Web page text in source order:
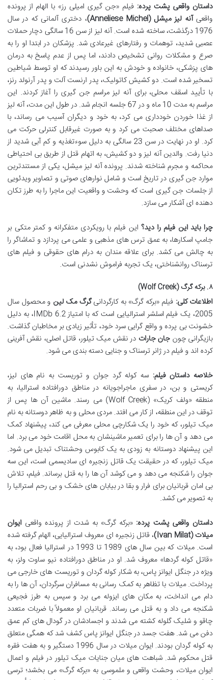
داستان واقعی پشت پرده: فیلم «جن گیری امیلی رز» با الهام از پرونده
واقعیآنه لیز میشل (Anneliese Michel)
، دختری آلمانی که در سال
1976 درگذشت، ساخته شده است. آنه لیز از سن 16 سالگی دچار حملات
عصبی شدید، توهمات و رفتارهای غیرعادی شد. پزشکان در ابتدا او را به
صرع و مشکلات روانی تشخیص دادند، اما پس از عدم پاسخ به درمان
های پزشکی، خانواده و خودش به این باور رسیدند که او توسط شیاطین
تسخیر شده است. دو کشیش کاتولیک، پدر ارنست آلت و پدر آرنولد رنز،
با تأیید اسقف محلی، برای آنه لیز مراسم جن گیری را آغاز کردند. این
مراسم به مدت 10 ماه و در 67 جلسه انجام شد. در طول این مدت، آنه لیز
از غذا خوردن خودداری می کرد، به خود و دیگران آسیب می رساند، با
صداهای مختلف صحبت می کرد و به صورت غیرقابل کنترلی حرکت می
کرد. او در نهایت در سن 23 سالگی به دلیل سوءتغذیه و کم آبی شدید از
دنیا رفت. والدین آنه لیز و دو کشیش، به اتهام قتل از طریق بی احتیاطی
محاکمه و مجرم شناخته شدند. پرونده آنه لیز میشل، یکی از مستندترین
موارد جن گیری در تاریخ است و شامل نوارهای صوتی و تصاویر ویدئویی
از جلسات جن گیری است که وحشت و واقعیت این ماجرا را به طرز تکان
دهنده ای آشکار می سازد.
چرا باید این فیلم را دید؟ این فیلم با رویکردی متفکرانه و کمتر متکی بر
جامپ اسکارها، به عمق ترس های مذهبی و علمی می پردازد و تماشاگر را
به چالش می کشد. برای علاقه مندان به درام های حقوقی و فیلم های
ترسناک روانشناختی، یک تجربه فراموش نشدنی است.
۸. برکه گرگ (Wolf Creek)
اطلاعات کلی: فیلم «برکه گرگ» به کارگردانیگرگ مک لین و محصول سال
2005، یک فیلم اسلشر استرالیایی است که با امتیاز IMDb 6.2، به دلیل
خشونت بی پرده و واقع گرایی سرد خود، تأثیر زیادی بر مخاطبان گذاشت.
بازیگرانی چونجان جارات در نقش میک تیلور، قاتل اصلی، نقش آفرینی
کرده اند و فیلم در ژانر ترسناک و جنایی دسته بندی می شود.
خلاصه داستان فیلم: سه کوله گرد جوان و توریست به نام های لیز،
کریستی و بن، در سفری ماجراجویانه در مناطق دورافتاده استرالیا، به
منطقه «ولف کریک» (Wolf Creek) می رسند. ماشین آن ها پس از
توقف در این منطقه، از کار می افتد. مردی محلی و به ظاهر دوستانه به نام
میک تیلور، که خود را یک شکارچی محلی معرفی می کند، پیشنهاد کمک
می دهد و آن ها را برای تعمیر ماشینشان به محل اقامت خود می برد. اما
این پیشنهاد دوستانه به زودی به یک کابوس وحشتناک تبدیل می شود.
میک تیلور، که در حقیقت یک قاتل زنجیره ای سادیسمی است، این سه
جوان را شکنجه می دهد و می کوشد آن ها را به قتل برساند. فیلم، تلاش
بی امان قربانیان برای فرار و بقا در بیابان های خشک و بی رحم استرالیا را
به تصویر می کشد.
داستان واقعی پشت پرده: «برکه گرگ» به شدت از پرونده واقعی ایوان
میلات (Ivan Milat)
، قاتل زنجیره ای معروف استرالیایی، الهام گرفته شده
است. میلات که بین سال های 1989 تا 1993 در استرالیا فعال بود، به
«قاتل کوله گردها» معروف شد. او در مناطق دورافتاده نیو ساوت ولز، به
ویژه در جنگل ایوانز پاس، به شکار کوله گردان و توریست های خارجی می
پرداخت. میلات با تظاهر به کمک رسانی به مسافران سرگردان، آن ها را به
دام می انداخت، به مکان های ایزوله می برد و سپس به طرز فجیعی
شکنجه می داد و به قتل می رساند. قربانیان او معمولاً با ضربات متعدد
چاقو و شلیک گلوله کشته می شدند و اجسادشان در گودال های کم عمق
دفن می شد. هفت جسد در جنگل ایوانز پاس کشف شد که همگی متعلق
به کوله گردان بودند. ایوان میلات در سال 1996 دستگیر و به هفت فقره
قتل محکوم شد. شباهت های میان جنایات میک تیلور در فیلم و اعمال
ایوان میلات، وحشت واقعی و ملموسی به «برکه گرگ» می بخشد؛ ترسی